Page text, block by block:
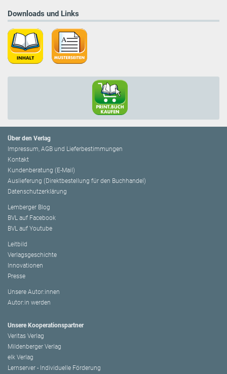
Downloads und Links
Über den Verlag
Impressum, AGB und Lieferbestimmungen
Kontakt
Kundenberatung (E-Mail)
Auslieferung (Direktbestellung für den Buchhandel)
Datenschutzerklärung
Lemberger Blog
BVL auf Facebook
BVL auf Youtube
Leitbild
Verlagsgeschichte
Innovationen
Presse
Unsere Autor:innen
Autor:in werden
Unsere Kooperationspartner
Veritas Verlag
Mildenberger Verlag
elk Verlag
Lernserver - Individuelle Förderung